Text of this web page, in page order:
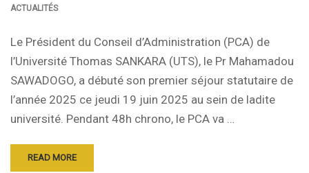
ACTUALITÉS
Le Président du Conseil d’Administration (PCA) de
l’Université Thomas SANKARA (UTS), le Pr Mahamadou
SAWADOGO, a débuté son premier séjour statutaire de
l’année 2025 ce jeudi 19 juin 2025 au sein de ladite
université. Pendant 48h chrono, le PCA va …
READ MORE